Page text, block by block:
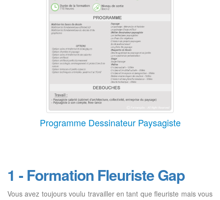
Programme Dessinateur Paysagiste
1 - Formation Fleuriste Gap
Vous avez toujours voulu travailler en tant que fleuriste mais vous